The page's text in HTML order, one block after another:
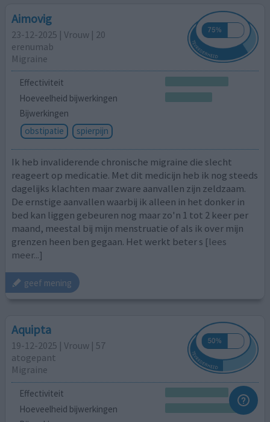
Aimovig
23-12-2025 | Vrouw | 20
erenumab
Migraine
Effectiviteit
Hoeveelheid bijwerkingen
Bijwerkingen
obstipatie
spierpijn
Ik heb invaliderende chronische migraine die slecht
reageert op medicatie. Met dit medicijn heb ik nog steeds
dagelijks klachten maar zware aanvallen zijn zeldzaam.
De ernstige aanvallen waarbij ik alleen in het donker in
bed kan liggen gebeuren nog maar zo'n 1 tot 2 keer per
maand, meestal bij mijn menstruatie of als ik over mijn
grenzen heen ben gegaan. Het werkt beter s [lees
meer...]
geef mening
Aquipta
19-12-2025 | Vrouw | 57
atogepant
Migraine
Effectiviteit
Hoeveelheid bijwerkingen